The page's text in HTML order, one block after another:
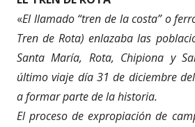
«El llamado “tren de la costa” o
Tren de Rota) enlazaba las
Santa María, Rota, Chipiona y
último viaje día 31 de diciembre
a formar parte de la historia.
El proceso de expropiación de